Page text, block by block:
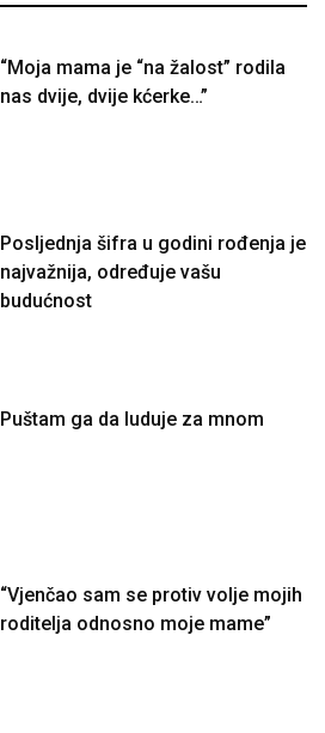
“Moja mama je “na žalost” rodila
nas dvije, dvije kćerke…”
Posljednja šifra u godini rođenja je
najvažnija, određuje vašu
budućnost
Puštam ga da luduje za mnom
“Vjenčao sam se protiv volje mojih
roditelja odnosno moje mame”